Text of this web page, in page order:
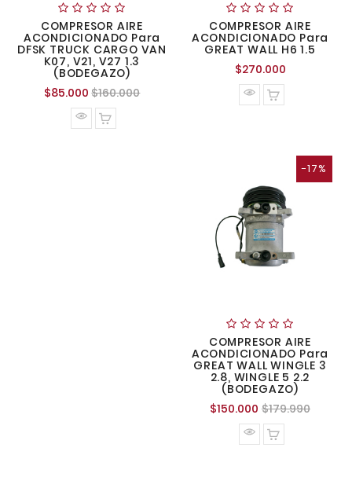
COMPRESOR AIRE
ACONDICIONADO Para
DFSK TRUCK CARGO VAN
K07, V21, V27 1.3
(BODEGAZO)
$85.000 Precio
normal
$160.000Precio
COMPRESOR AIRE
ACONDICIONADO Para
GREAT WALL H6 1.5
$270.000Precio
-17%
COMPRESOR AIRE
ACONDICIONADO Para
GREAT WALL WINGLE 3
2.8, WINGLE 5 2.2
(BODEGAZO)
$150.000 Precio
normal
$179.990Precio